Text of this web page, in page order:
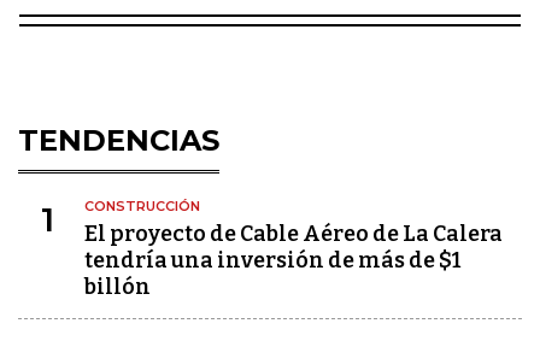
TENDENCIAS
1 CONSTRUCCIÓN
El proyecto de Cable Aéreo de La Calera
tendría una inversión de más de $1
billón